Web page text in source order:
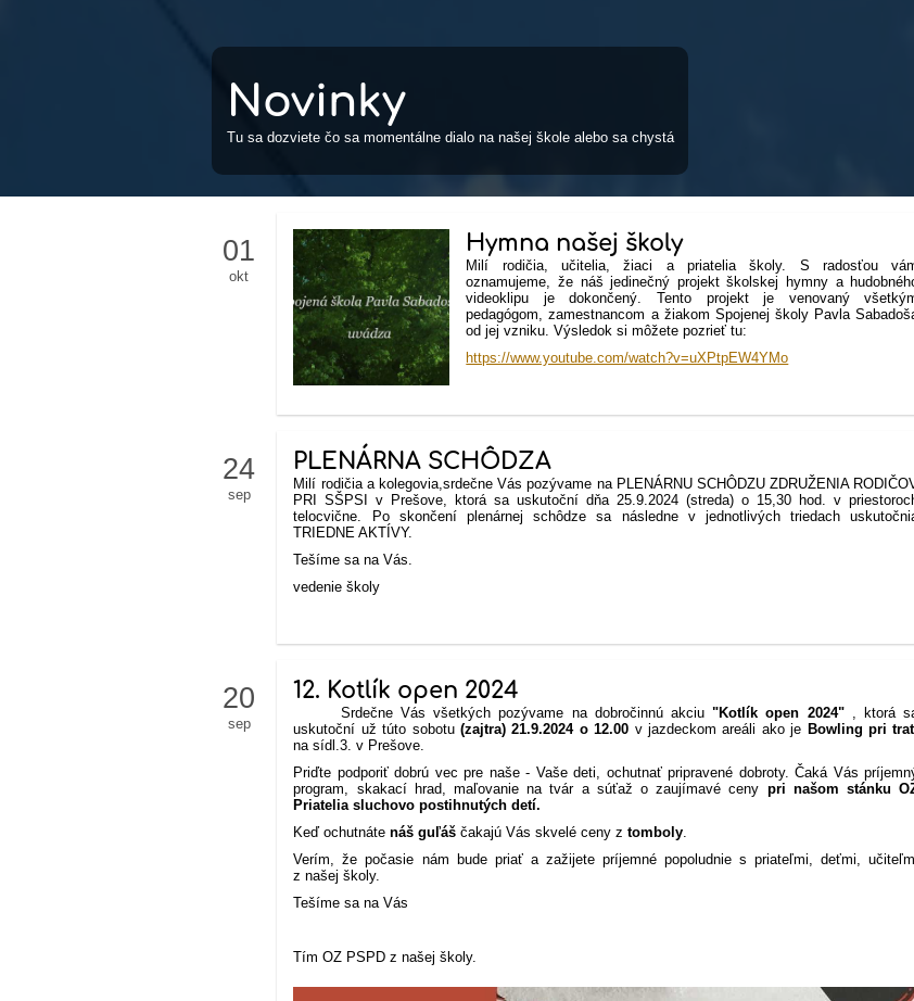
Novinky
Tu sa dozviete čo sa momentálne dialo na našej škole alebo sa chystá
01
okt
Hymna našej školy
Milí rodičia, učitelia, žiaci a priatelia školy. S radosťou
oznamujeme, že náš jedinečný projekt školskej hymny a
videoklipu je dokončený. Tento projekt je venovaný
pedagógom, zamestnancom a žiakom Spojenej školy Pavla
od jej vzniku. Výsledok si môžete pozrieť tu:
https://www.youtube.com/watch?v=uXPtpEW4YMo
24
sep
PLENÁRNA SCHÔDZA
Milí rodičia a kolegovia,srdečne Vás pozývame na PLENÁRNU SCHÔDZU ZDRUŽENIA
PRI SŠPSI v Prešove, ktorá sa uskutoční dňa 25.9.2024 (streda) o 15,30 hod. v
telocvične. Po skončení plenárnej schôdze sa následne v jednotlivých triedach
TRIEDNE AKTÍVY.
Tešíme sa na Vás.
vedenie školy
20
sep
12. Kotlík open 2024
Srdečne Vás všetkých pozývame na dobročinnú akciu"Kotlík open 2024", ktorá
uskutoční už túto sobotu (zajtra) 21.9.2024 o 12.00 v jazdeckom areáli ako je Bowling pri
na sídl.3. v Prešove.
Priďte podporiť dobrú vec pre naše - Vaše deti, ochutnať pripravené dobroty. Čaká Vás
program, skakací hrad, maľovanie na tvár a súťaž o zaujímavé ceny pri našom stánku
Priatelia sluchovo postihnutých detí.
Keď ochutnátenáš guľáš čakajú Vás skvelé ceny ztomboly.
Verím, že počasie nám bude priať a zažijete príjemné popoludnie s priateľmi, deťmi,
z našej školy.
Tešíme sa na Vás
Tím OZ PSPD z našej školy.